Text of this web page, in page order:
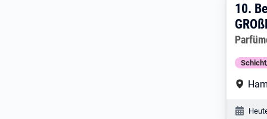
10.
10.